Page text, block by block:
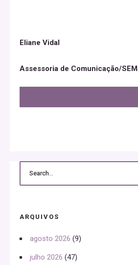
Eliane Vidal
Assessoria de Comunicação/
ARQUIVOS
agosto 2026 (9)
julho 2026 (47)